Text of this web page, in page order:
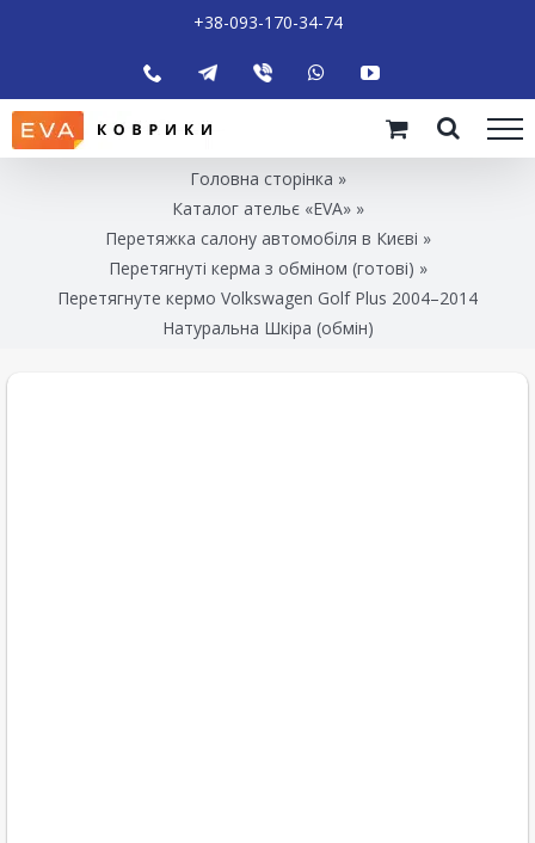
+38-093-170-34-74
Головна сторінка »
Каталог ательє «EVA»»
Перетяжка салону автомобіля в Києві »
Перетягнуті керма з обміном (готові) »
Перетягнуте кермо Volkswagen Golf Plus 2004–2014
Натуральна Шкіра (обмін)